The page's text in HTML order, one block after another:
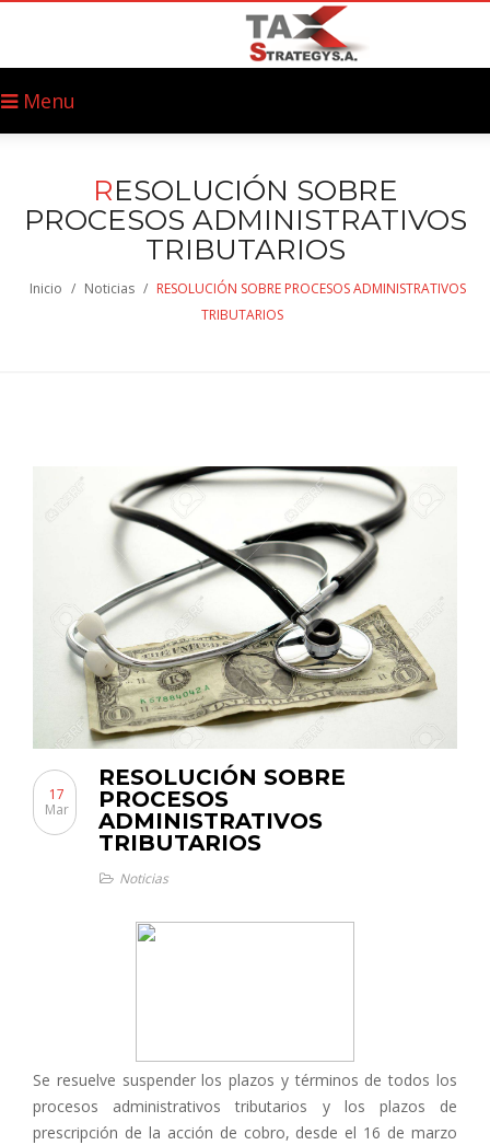
Menu
RESOLUCIÓN SOBRE
PROCESOS ADMINISTRATIVOS
TRIBUTARIOS
Inicio / Noticias / RESOLUCIÓN SOBRE PROCESOS ADMINISTRATIVOS
TRIBUTARIOS
RESOLUCIÓN SOBRE
PROCESOS
ADMINISTRATIVOS
TRIBUTARIOS
17
Mar
Noticias
Se resuelve suspender los plazos y términos de todos los
procesos administrativos tributarios y los plazos de
prescripción de la acción de cobro, desde el 16 de marzo